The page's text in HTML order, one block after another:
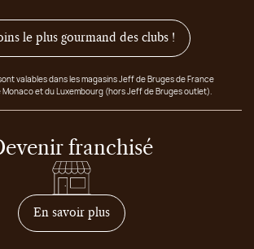
le plus gourmand des clubs !
valables dans les magasins Jeff de Bruges de France
et du Luxembourg (hors Jeff de Bruges outlet).
franchisé
En savoir plussur comment devenir